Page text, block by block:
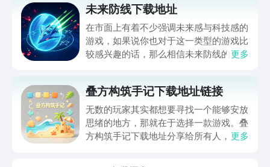
未来防线下载地址
在市面上有着不少强调未来感与科技感的
游戏，如果说你也对于这一类型的游戏比
较感兴趣的话，那么相信未来防线的名字
关链接，在最近这款游戏的热度非常之
高，无论是先进前卫的背景设定，还是紧
张有趣的战斗玩法，都吸引着不少同学的
关注，你是否也想要提前进行预约，方便
更多
叠方构筑手记下载地址链接
无数的玩家其实都想要寻找一个能够安放
思绪的地方，那就在于选择一款游戏。叠
方构筑手记下载地址分享给所有人，这一
更多